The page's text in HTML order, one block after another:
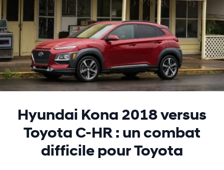
Hyundai Kona 2018 versus
Toyota C-HR : un combat
difficile pour Toyota